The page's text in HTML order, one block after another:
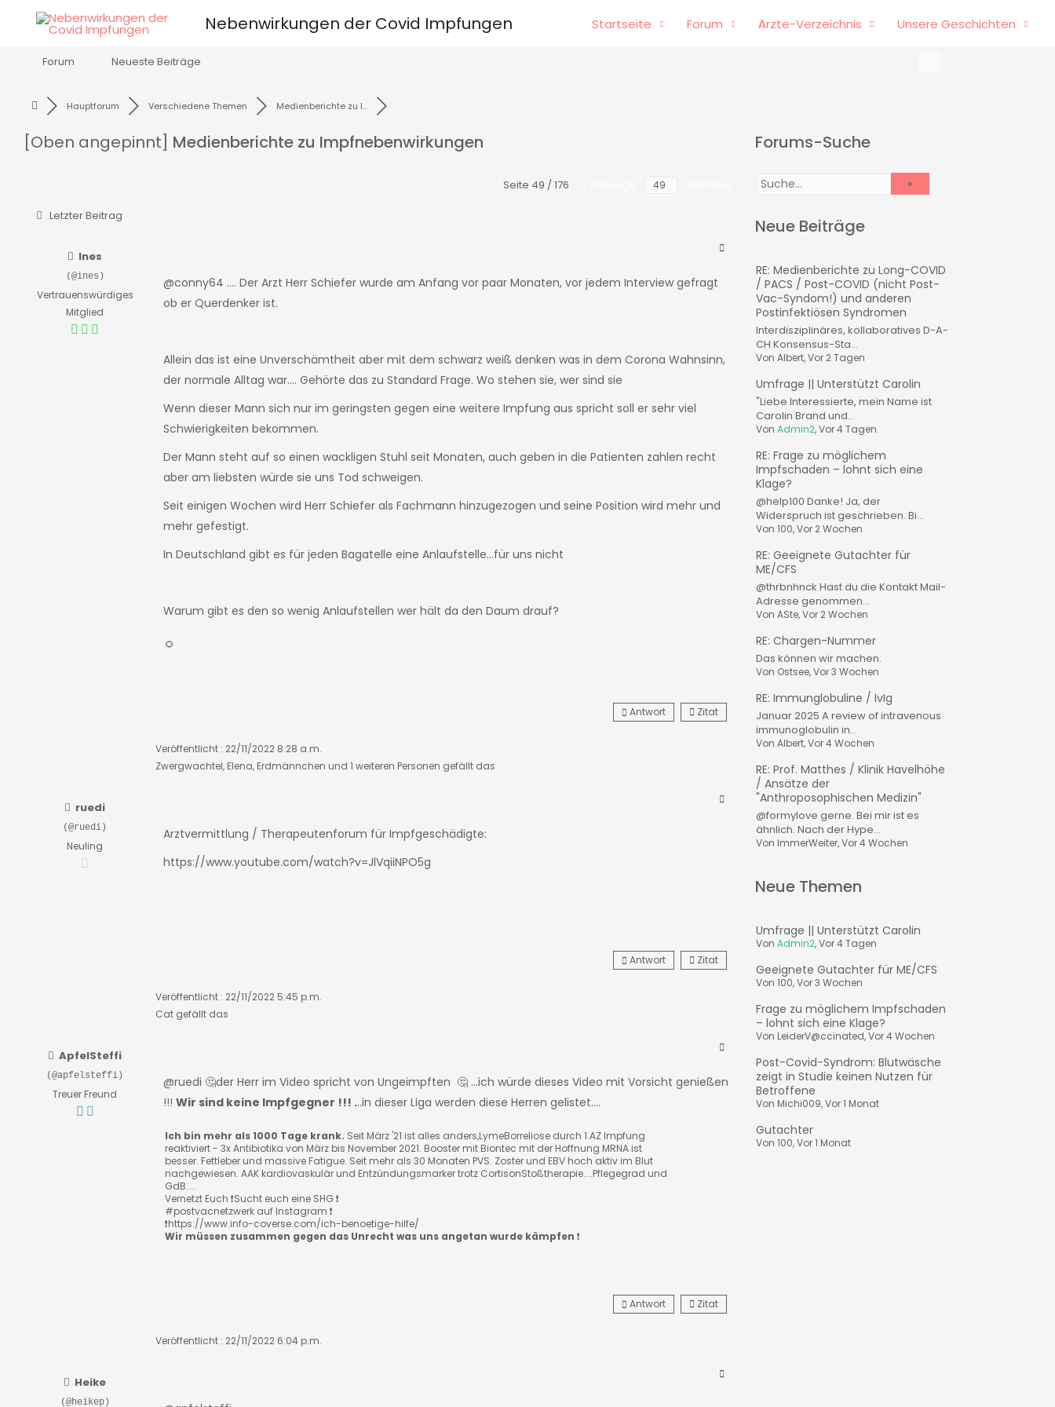
Nebenwirkungen der Covid Impfungen Startseite Forum Ärzte-Verzeichnis Unsere Geschichten
Forum Neueste Beiträge
Hauptforum Verschiedene Themen Medienberichte zu I...
[Oben angepinnt] Medienberichte zu Impfnebenwirkungen
Seite 49 / 176
Letzter Beitrag
Ines
(@ines)
Vertrauenswürdiges
Mitglied
@conny64 .... Der Arzt Herr Schiefer wurde am Anfang vor paar Monaten, vor jedem Interview gefragt
ob er Querdenker ist.
Allein das ist eine Unverschämtheit aber mit dem schwarz weiß denken was in dem Corona Wahnsinn,
der normale Alltag war.... Gehörte das zu Standard Frage. Wo stehen sie, wer sind sie
Wenn dieser Mann sich nur im geringsten gegen eine weitere Impfung aus spricht soll er sehr viel
Schwierigkeiten bekommen.
Der Mann steht auf so einen wackligen Stuhl seit Monaten, auch geben in die Patienten zahlen recht
aber am liebsten würde sie uns Tod schweigen.
Seit einigen Wochen wird Herr Schiefer als Fachmann hinzugezogen und seine Position wird mehr und
mehr gefestigt.
In Deutschland gibt es für jeden Bagatelle eine Anlaufstelle...für uns nicht
Warum gibt es den so wenig Anlaufstellen wer hält da den Daum drauf?
🌻
Antwort Zitat
Veröffentlicht : 22/11/2022 8:28 a.m.
Zwergwachtel, Elena, Erdmännchen und 1 weiteren Personen gefällt das
ruedi
(@ruedi)
Neuling
Arztvermittlung / Therapeutenforum für Impfgeschädigte:
https://www.youtube.com/watch?v=JlVqiiNPO5g
Antwort Zitat
Veröffentlicht : 22/11/2022 5:45 p.m.
Cat gefällt das
ApfelSteffi
(@apfelsteffi)
Treuer Freund
@ruedi 🤔der Herr im Video spricht von Ungeimpften 🤔 ...ich würde dieses Video mit Vorsicht genießen
!!! Wir sind keine Impfgegner !!! ...in dieser Liga werden diese Herren gelistet....
Ich bin mehr als 1000 Tage krank. Seit März '21 ist alles anders,LymeBorreliose durch 1.AZ Impfung
reaktiviert - 3x Antibiotika von März bis November 2021. Booster mit Biontec mit der Hoffnung MRNA ist
besser. Fettleber und massive Fatigue. Seit mehr als 30 Monaten PVS. Zoster und EBV hoch aktiv im Blut
nachgewiesen. AAK kardiovaskulär und Entzündungsmarker trotz CortisonStoßtherapie....Pflegegrad und
GdB....
Vernetzt Euch ❗️Sucht euch eine SHG ❗️
#postvacnetzwerk auf Instagram ❗️
❗️https://www.info-coverse.com/ich-benoetige-hilfe/
Wir müssen zusammen gegen das Unrecht was uns angetan wurde kämpfen ❗️
Antwort Zitat
Veröffentlicht : 22/11/2022 6:04 p.m.
Heike
(@heikep)
Forums-Suche
Neue Beiträge
RE: Medienberichte zu Long-COVID
/ PACS / Post-COVID (nicht Post-
Vac-Syndom!) und anderen
Postinfektiösen Syndromen
Interdisziplinäres, kollaboratives D-A-
CH Konsensus-Sta...
VonAlbert, Vor 2 Tagen
Umfrage || Unterstützt Carolin
"Liebe Interessierte, mein Name ist
Carolin Brand und...
VonAdmin2, Vor 4 Tagen
RE: Frage zu möglichem
Impfschaden – lohnt sich eine
Klage?
@help100 Danke! Ja, der
Widerspruch ist geschrieben. Bi...
Von100, Vor 2 Wochen
RE: Geeignete Gutachter für
ME/CFS
@thrbnhnck Hast du die Kontakt Mail-
Adresse genommen...
VonASte, Vor 2 Wochen
RE: Chargen-Nummer
Das können wir machen.
Von Ostsee, Vor 3 Wochen
RE: Immunglobuline / IvIg
Januar 2025 A review of intravenous
immunoglobulin in...
VonAlbert, Vor 4 Wochen
RE: Prof. Matthes / Klinik Havelhöhe
/ Ansätze der
"Anthroposophischen Medizin"
@formylove gerne. Bei mir ist es
ähnlich. Nach der Hype...
Von ImmerWeiter, Vor 4 Wochen
Neue Themen
Umfrage || Unterstützt Carolin
VonAdmin2,Vor 4 Tagen
Geeignete Gutachter für ME/CFS
Von100,Vor 3 Wochen
Frage zu möglichem Impfschaden
– lohnt sich eine Klage?
Von LeiderV@ccinated,Vor 4 Wochen
Post-Covid-Syndrom: Blutwäsche
zeigt in Studie keinen Nutzen für
Betroffene
Von Michi009,Vor 1 Monat
Gutachter
Von100,Vor 1 Monat